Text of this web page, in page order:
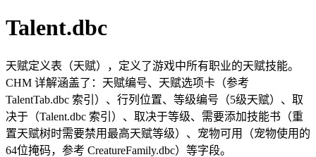
Talent.dbc
天赋定义表（天赋），定义了游戏中所有职业的天赋技能。
CHM 详解涵盖了：天赋编号、天赋选项卡（参考
TalentTab.dbc 索引）、行列位置、等级编号（5级天赋）、取
决于（Talent.dbc 索引）、取决于等级、需要添加技能书（重
置天赋树时需要禁用最高天赋等级）、宠物可用（宠物使用的
64位掩码，参考 CreatureFamily.dbc）等字段。